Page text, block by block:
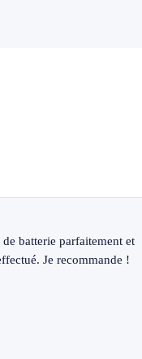
batterie parfaitement et
Je recommande !